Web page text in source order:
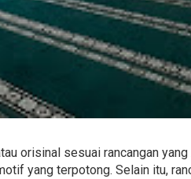
orisinal sesuai rancangan
yang terpotong. Selain itu,